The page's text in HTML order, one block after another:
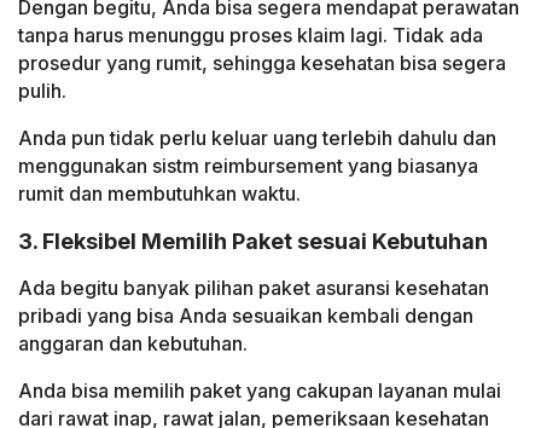
Dengan begitu, Anda bisa segera mendapat perawatan
tanpa harus menunggu proses klaim lagi. Tidak ada
prosedur yang rumit, sehingga kesehatan bisa segera
pulih.
Anda pun tidak perlu keluar uang terlebih dahulu dan
menggunakan sistm reimbursement yang biasanya
rumit dan membutuhkan waktu.
3. Fleksibel Memilih Paket sesuai Kebutuhan
Ada begitu banyak pilihan paket asuransi kesehatan
pribadi yang bisa Anda sesuaikan kembali dengan
anggaran dan kebutuhan.
Anda bisa memilih paket yang cakupan layanan mulai
dari rawat inap, rawat jalan, pemeriksaan kesehatan